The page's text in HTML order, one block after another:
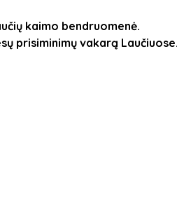
kaimo bendruomenė.
prisiminimų vakarą Laučiuose.